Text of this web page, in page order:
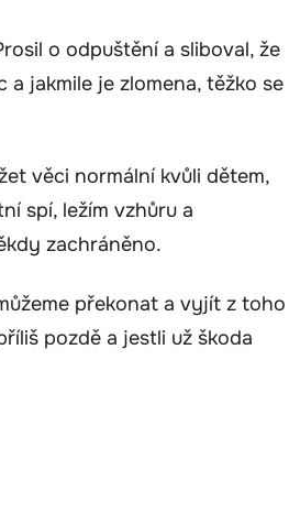
o odpuštění a sliboval, že
jakmile je zlomena, těžko se
věci normální kvůli dětem,
spí, ležím vzhůru a
zachráněno.
překonat a vyjít z toho
pozdě a jestli už škoda